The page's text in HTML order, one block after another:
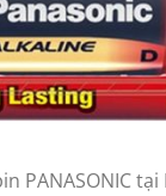
PANASONIC